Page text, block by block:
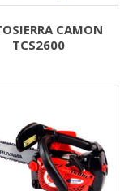
CAMON
TCS2600